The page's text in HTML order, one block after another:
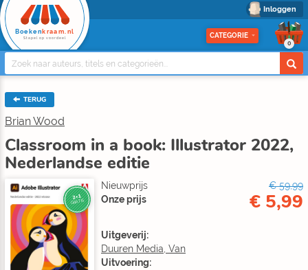
Inloggen
Boeken kraam.nl
Stapel op voordeel CATEGORIE
0
TERUG
Brian Wood
Classroom in a book: Illustrator 2022,
Nederlandse editie
2+1
GRATIS
Nieuwprijs
€ 59,99
Onze prijs
€ 5,99
Uitgeverij:
Duuren Media, Van
Uitvoering: